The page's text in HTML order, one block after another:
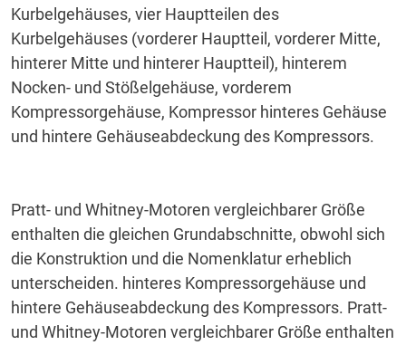
Kurbelgehäuses, vier Hauptteilen des
Kurbelgehäuses (vorderer Hauptteil, vorderer Mitte,
hinterer Mitte und hinterer Hauptteil), hinterem
Nocken- und Stößelgehäuse, vorderem
Kompressorgehäuse, Kompressor hinteres Gehäuse
und hintere Gehäuseabdeckung des Kompressors.
Pratt- und Whitney-Motoren vergleichbarer Größe
enthalten die gleichen Grundabschnitte, obwohl sich
die Konstruktion und die Nomenklatur erheblich
unterscheiden. hinteres Kompressorgehäuse und
hintere Gehäuseabdeckung des Kompressors. Pratt-
und Whitney-Motoren vergleichbarer Größe enthalten